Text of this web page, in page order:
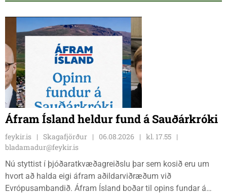
Áfram Ísland heldur fund á Sauðárkróki
feykir.is Skagafjörður 06.08.2026
kl. 17.55
bladamadur@feykir.is
Nú styttist í þjóðaratkvæðagreiðslu þar sem kosið eru um
hvort að halda eigi áfram aðildarviðræðum við
Evrópusambandið. Áfram Ísland boðar til opins fundar á